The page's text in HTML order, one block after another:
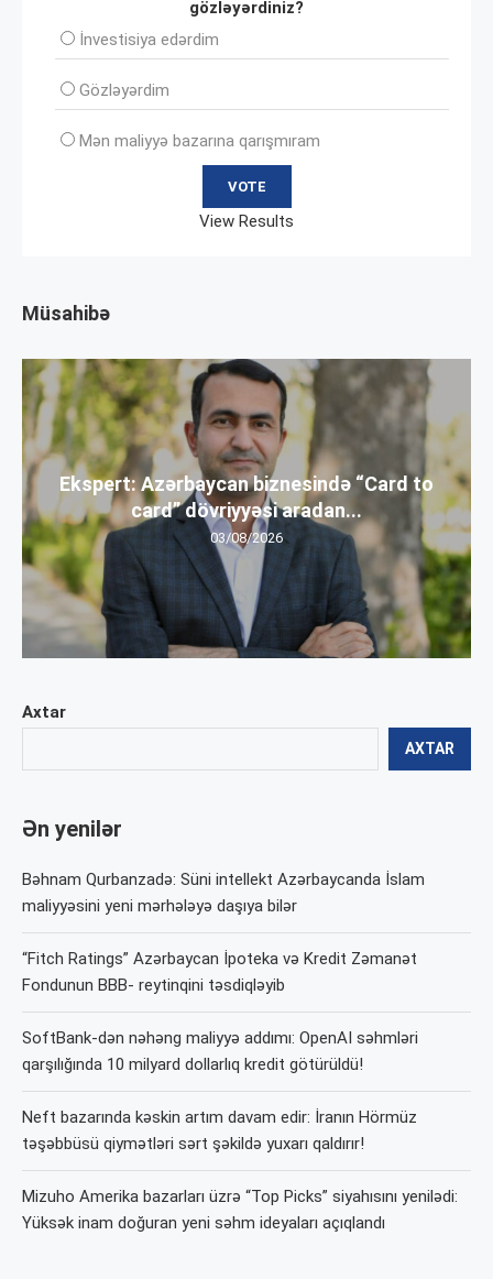
Axtar
AXTAR
Ən yenilər
Bəhnam Qurbanzadə: Süni intellekt Azərbaycanda İslam
maliyyəsini yeni mərhələyə daşıya bilər
“Fitch Ratings” Azərbaycan İpoteka və Kredit Zəmanət
Fondunun BBB- reytinqini təsdiqləyib
SoftBank-dən nəhəng maliyyə addımı: OpenAI səhmləri
qarşılığında 10 milyard dollarlıq kredit götürüldü!
Neft bazarında kəskin artım davam edir: İranın Hörmüz
təşəbbüsü qiymətləri sərt şəkildə yuxarı qaldırır!
Mizuho Amerika bazarları üzrə “Top Picks” siyahısını yenilədi:
Yüksək inam doğuran yeni səhm ideyaları açıqlandı
gözləyərdiniz?
İnvеstisiya edərdim
Gözləyərdim
Mən maliyyə bazarına qarışmıram
View Results
Müsahibə
Ekspert: Azərbaycan biznesində “Card to
card” dövriyyəsi aradan...
03/08/2026